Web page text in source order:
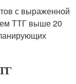
с выраженной
ТТГ выше 20